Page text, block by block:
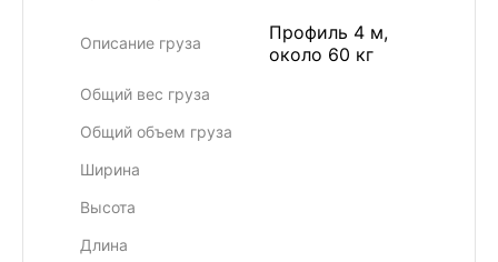
Описание груза
Профиль 4 м,
около 60 кг
Общий вес груза
Общий объем груза
Ширина
Высота
Длина